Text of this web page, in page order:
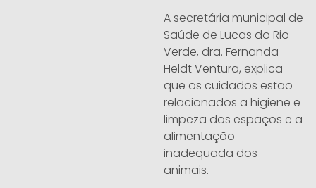
A secretária municipal de
Saúde de Lucas do Rio
Verde, dra. Fernanda
Heldt Ventura, explica
que os cuidados estão
relacionados a higiene e
limpeza dos espaços e a
alimentação
inadequada dos
animais.